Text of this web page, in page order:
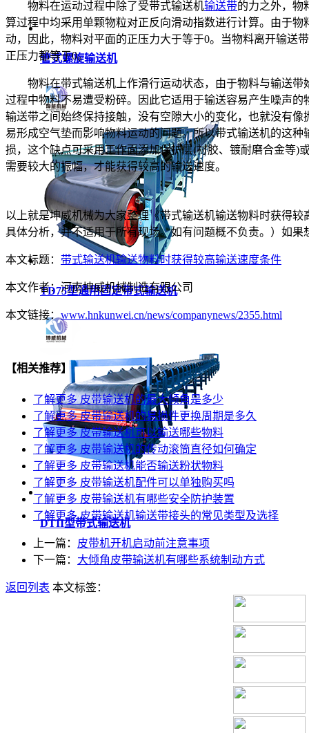
管式螺旋输送机
TD75型通用固定带式输送机
DTII型带式输送机
物料在运动过程中除了受带式输送机输送带的力之外，物
算过程中均采用单颗物粒对正反向滑动指数进行计算。由于
动，因此，物料对平面的正压力大于等于0。当物料离开输送
正压力都等于0。
物料在带式输送机上作滑行运动状态，由于物料与输送带
过程中物料不易遭受粉碎。因此它适用于输送容易产生噪声
输送带之间始终保持接触，没有空隙大小的变化，也就没有
易形成空气垫而影响物料运动的问题。所以带式输送机的这
损，这个缺点可采用工作面添加保护层(衬胶、镀耐磨合金等)
需要较大的振幅，才能获得较高的输送速度。
以上就是坤威机械为大家整理《带式输送机输送物料时获得
具体分析，并不适用于所有现场。如有问题概不负责。）如
本文标题： 带式输送机输送物料时获得较高输送速度条件
本文作者：河南坤威机械制造有限公司
本文链接：www.hnkunwei.cn/news/companynews/2355.html
【相关推荐】
了解更多皮带输送机的最大倾角是多少
了解更多皮带输送机的易损件更换周期是多久
了解更多皮带输送机可以输送哪些物料
了解更多 皮带输送机的传动滚筒直径如何确定
了解更多 皮带输送机能否输送粉状物料
了解更多 皮带输送机配件可以单独购买吗
了解更多 皮带输送机有哪些安全防护装置
了解更多皮带输送机输送带接头的常见类型及选择
上一篇： 皮带机开机启动前注意事项
下一篇： 大倾角皮带输送机有哪些系统制动方式
返回列表 本文标签：